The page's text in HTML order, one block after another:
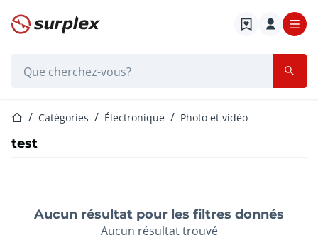
Page d'accueil
Page d'accueil
Catégories Électronique Photo et vidéo
test
Aucun résultat pour les filtres donnés
Aucun résultat trouvé